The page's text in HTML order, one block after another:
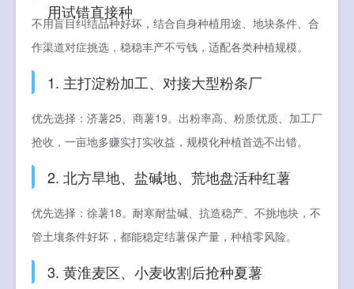
用试错直接种
不用盲目纠结品种好坏，结合自身种植用途、地块条件、合
作渠道对症挑选，稳稳丰产不亏钱，适配各类种植规模。
1. 主打淀粉加工、对接大型粉条厂
优先选择：济薯25、商薯19。出粉率高、粉质优质、加工厂
抢收，一亩地多赚实打实收益，规模化种植首选不出错。
2. 北方旱地、盐碱地、荒地盘活种红薯
优先选择：徐薯18。耐寒耐盐碱、抗造稳产、不挑地块，不
管土壤条件好坏，都能稳定结薯保产量，种植零风险。
3. 黄淮麦区、小麦收割后抢种夏薯